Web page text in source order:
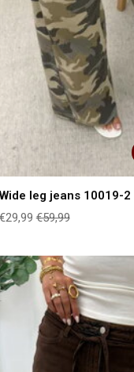
Wide leg jeans 10019-2
€29,99 €59,99